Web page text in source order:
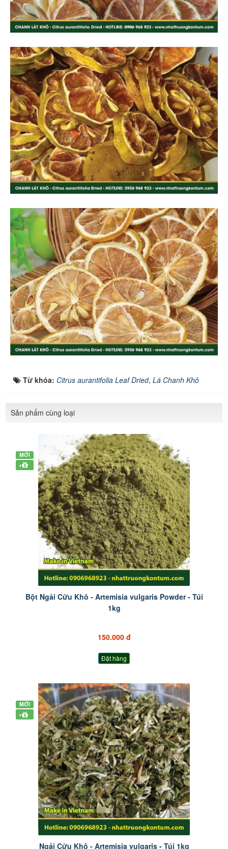
Từ khóa: Citrus aurantifolia Leaf Dried, Lá Chanh Khô
Sản phẩm cùng loại
MỚI
+
Bột Ngải Cửu Khô - Artemisia vulgaris Powder - Túi
1kg
150.000 đ
Đặt hàng
MỚI
+
Ngải Cửu Khô - Artemisia vulgaris - Túi 1kg